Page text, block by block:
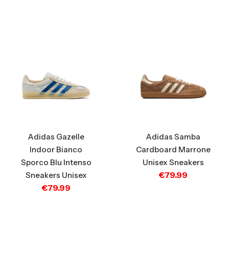
Adidas Gazelle
Indoor Bianco
Sporco Blu Intenso
Sneakers Unisex
€79.99
Adidas Samba
Cardboard Marrone
Unisex Sneakers
€79.99